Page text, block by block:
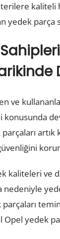
kaliteli
yedek parça
ve
konusunda
artık
kaliteleri ve
nedeniyle
Opel yedek